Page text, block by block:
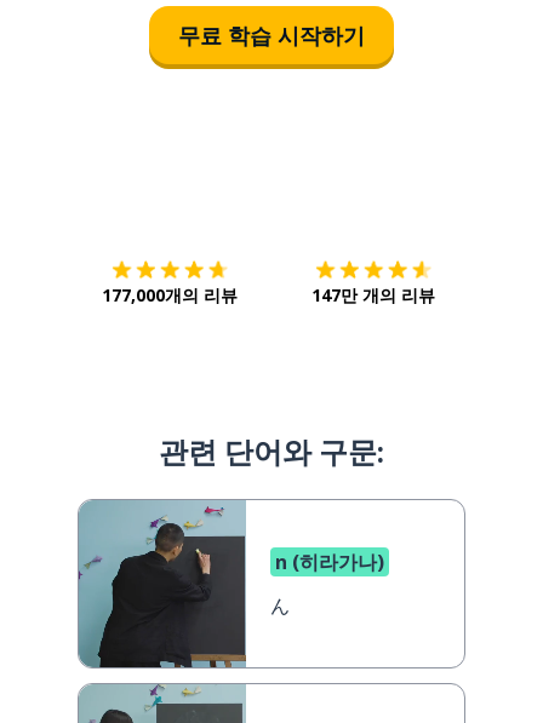
무료 학습 시작하기
177,000개의 리뷰 147만 개의 리뷰
관련 단어와 구문:
n (히라가나)
ん